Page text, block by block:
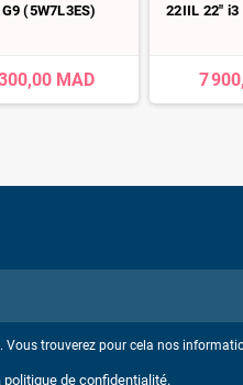
(5W7L3ES)
MAD
22IIL 22" i3
7
trouverez pour cela nos
de confidentialité.